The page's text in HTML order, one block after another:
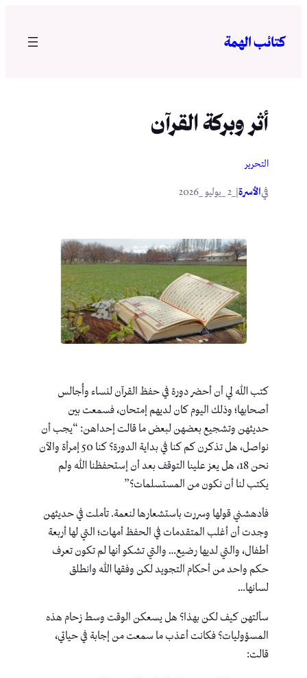
المحتوى
كتائب الهمة
أثر وبركة القرآن
التحرير
فيالأسرة
كتب الله لي أن أحضر دورة في حفظ القرآن لنساء وأُجالس
أصحابها؛ وذلك اليوم كان لديهم إمتحان، فسمعت بين
حديثهن وتشجيع بعضهن لبعض ما قالت إحداهن: “يجب أن
نواصل، هل تذكرن كم كنا في بداية الدورة؟ كنا 50 إمرأة والآن
نحن 18، هل يعز علينا التوقف بعد أن إستحفظنا الله ولم
يكتب لنا أن نكون من المستسلمات؟”
فأدهشني قولها وسررت باستشعارها لنعمة. تأملت في حديثهن
وجدت أن أغلب المتقدمات في الحفظ أمهات؛ التي لها أربعة
أطفال، والتي لديها رضيع… والتي تشكو أنها لم تكون تعرف
حكم واحد من أحكام التجويد لكن وفقها الله وانطلق
لسانها…
سألتهن كيف لكن بهذا؟ هل يسعكن الوقت وسط زحام هذه
المسؤوليات؟ فكانت أعذب ما سمعت من إجابة في حياتي،
قالت: